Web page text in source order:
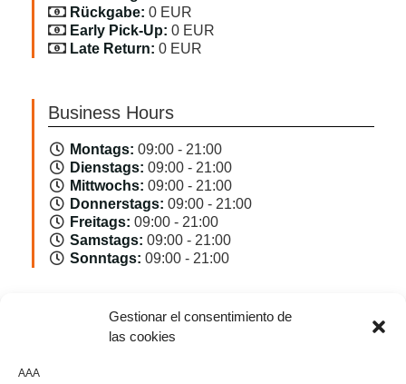
Gestionar el consentimiento de
las cookies
AAA
Rückgabe: 0 EUR
Early Pick-Up: 0 EUR
Late Return: 0 EUR
Business Hours
Montags: 09:00 - 21:00
Dienstags: 09:00 - 21:00
Mittwochs: 09:00 - 21:00
Donnerstags: 09:00 - 21:00
Freitags: 09:00 - 21:00
Samstags: 09:00 - 21:00
Sonntags: 09:00 - 21:00
Buchen Von Flughafen T2
Abholdatum